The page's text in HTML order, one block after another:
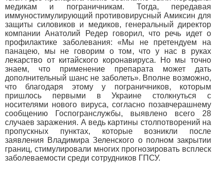
медикам и пограничникам. Тогда, передавая
иммуностимулирующий противовирусный Амиксин для
защиты силовиков и медиков, генеральный директор
компании Анатолий Редер говорил, что речь идет о
профилактике заболевания: «Мы не претендуем на
панацею, мы не говорим о том, что у нас в руках
лекарство от китайского коронавируса. Но мы точно
знаем, что применение препарата может дать
дополнительный шанс не заболеть». Вполне возможно,
что благодаря этому у пограничников, которым
пришлось первыми в Украине столкнуться с
носителями нового вируса, согласно позавчерашнему
сообщению Госпогранслужбы, выявлено всего 28
случаев заражения. А ведь картины столпотворений на
пропускных пунктах, которые возникли после
заявления Владимира Зеленского о полном закрытии
границ, стимулировали многих прогнозировать всплеск
заболеваемости среди сотрудников ГПСУ.